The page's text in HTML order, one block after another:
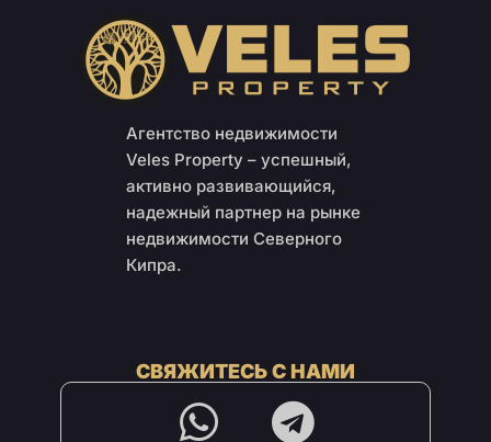
Агентство недвижимости
Veles Property – успешный,
активно развивающийся,
надежный партнер на рынке
недвижимости Северного
Кипра.
СВЯЖИТЕСЬ С НАМИ